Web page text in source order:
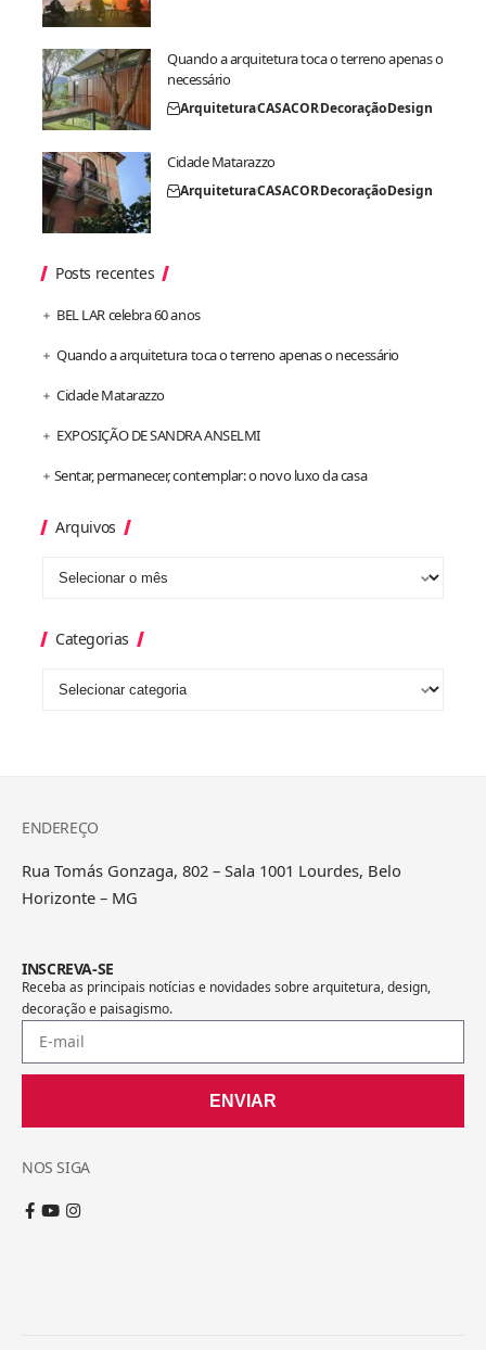
Quando a arquitetura toca o terreno apenas o
necessário
ArquiteturaCASACORDecoraçãoDesign
Cidade Matarazzo
ArquiteturaCASACORDecoraçãoDesign
Posts recentes
BEL LAR celebra 60 anos
Quando a arquitetura toca o terreno apenas o necessário
Cidade Matarazzo
EXPOSIÇÃO DE SANDRA ANSELMI
Sentar, permanecer, contemplar: o novo luxo da casa
Arquivos
Categorias
ENDEREÇO
Rua Tomás Gonzaga, 802 – Sala 1001 Lourdes, Belo
Horizonte – MG
INSCREVA-SE
Receba as principais notícias e novidades sobre arquitetura, design,
decoração e paisagismo.
ENVIAR
NOS SIGA